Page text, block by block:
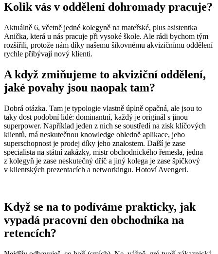
Kolik vás v oddělení dohromady pracuje?
Aktuálně 6, včetně jedné kolegyně na mateřské, plus asistentka
Anička, která u nás pracuje při vysoké škole. Ale rádi bychom tým
rozšířili, protože nám díky našemu šikovnému akvizičnímu oddělení
rychle přibývají nový klienti.
A když zmiňujeme to akviziční oddělení,
jaké povahy jsou naopak tam?
Dobrá otázka. Tam je typologie vlastně úplně opačná, ale jsou to
taky dost podobní lidé: dominantní, každý je originál s jinou
superpower. Například jeden z nich se soustředí na zisk klíčových
klientů, má neskutečnou knowledge ohledně aplikace, jeho
superschopnost je prodej díky jeho znalostem. Další je zase
specialista na státní zakázky, mistr obchodnického řemesla, jedna
z kolegyň je zase neskutečný dříč a jiný kolega je zase špičkový
v klientských prezentacích a networkingu. Hotoví Avengeri.
Když se na to podíváme prakticky, jak
vypadá pracovní den obchodníka na
retencích?